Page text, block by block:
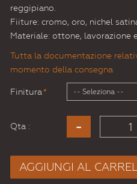
reggipiano.
Fiiture: cromo, oro, nichel
Materiale: ottone, lavorazione
Tutta la documentazione
momento della consegna
*
Finitura
Qta :
AGGIUNGI AL